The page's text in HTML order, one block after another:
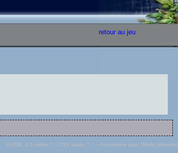
retour au jeu
XHTML 1.0 valide ? :: CSS valide ? :: -- Fonctionne avec WikiNi (interwiki)